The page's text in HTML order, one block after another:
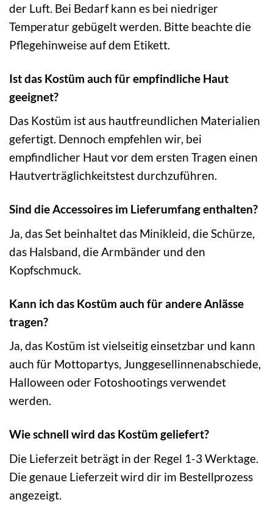
der Luft. Bei Bedarf kann es bei niedriger
Temperatur gebügelt werden. Bitte beachte die
Pflegehinweise auf dem Etikett.
Ist das Kostüm auch für empfindliche Haut
geeignet?
Das Kostüm ist aus hautfreundlichen Materialien
gefertigt. Dennoch empfehlen wir, bei
empfindlicher Haut vor dem ersten Tragen einen
Hautverträglichkeitstest durchzuführen.
Sind die Accessoires im Lieferumfang enthalten?
Ja, das Set beinhaltet das Minikleid, die Schürze,
das Halsband, die Armbänder und den
Kopfschmuck.
Kann ich das Kostüm auch für andere Anlässe
tragen?
Ja, das Kostüm ist vielseitig einsetzbar und kann
auch für Mottopartys, Junggesellinnenabschiede,
Halloween oder Fotoshootings verwendet
werden.
Wie schnell wird das Kostüm geliefert?
Die Lieferzeit beträgt in der Regel 1-3 Werktage.
Die genaue Lieferzeit wird dir im Bestellprozess
angezeigt.